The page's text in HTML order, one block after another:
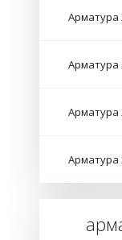
Арматура
Арматура
Арматура
Арматура